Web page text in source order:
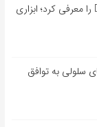
دیپ‌مایند هوش مصنوعی Dramatron را معرفی کرد؛ ابزاری
سلولی به توافق